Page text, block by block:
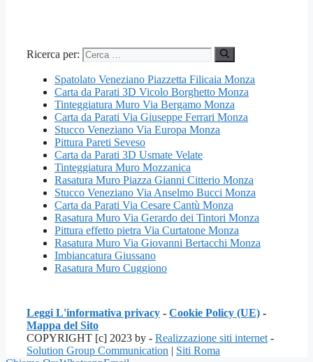
Ricerca per:
Spatolato Veneziano Piazzetta Filicaia Monza
Carta da Parati 3D Vicolo Borghetto Monza
Tinteggiatura Muro Via Bergamo Monza
Carta da Parati Via Giuseppe Ferrari Monza
Stucco Veneziano Via Europa Monza
Pittura Pareti Seveso
Carta da Parati 3D Usmate Velate
Tinteggiatura Muro Mozzanica
Rasatura Muro Piazza Gianni Citterio Monza
Stucco Veneziano Via Anselmo Bucci Monza
Carta da Parati Via Cesare Cantù Monza
Rasatura Muro Via Gerardo dei Tintori Monza
Pittura effetto pietra Via Curtatone Monza
Rasatura Muro Via Giovanni Bertacchi Monza
Imbiancatura Giussano
Rasatura Muro Cuggiono
Leggi L'informativa privacy - Cookie Policy (UE) -
Mappa del Sito
COPYRIGHT [c] 2023 by - Realizzazione siti internet -
Solution Group Communication | Siti Roma